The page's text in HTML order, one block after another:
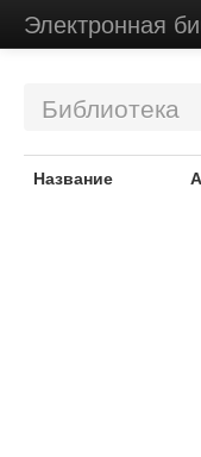
Электронная
Библиотека
Название